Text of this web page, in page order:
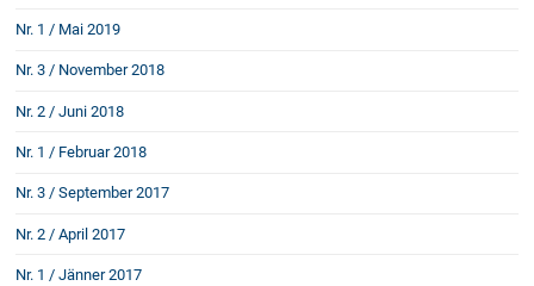
Publikationen
Paragraphen & Mehr
Medien
Nr. 1 / Mai 2019
Nr. 3 / November 2018
Nr. 2 / Juni 2018
Nr. 1 / Februar 2018
Nr. 3 / September 2017
Nr. 2 / April 2017
Nr. 1 / Jänner 2017